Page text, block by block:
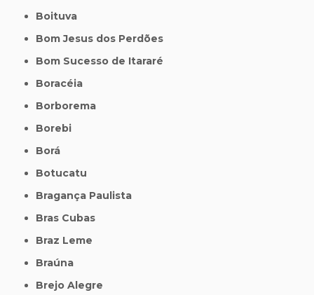
Boituva
Bom Jesus dos Perdões
Bom Sucesso de Itararé
Boracéia
Borborema
Borebi
Borá
Botucatu
Bragança Paulista
Bras Cubas
Braz Leme
Braúna
Brejo Alegre